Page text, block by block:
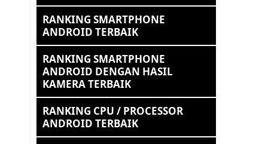
RANKING SMARTPHONE
ANDROID TERBAIK
RANKING SMARTPHONE
ANDROID DENGAN HASIL
KAMERA TERBAIK
RANKING CPU / PROCESSOR
ANDROID TERBAIK